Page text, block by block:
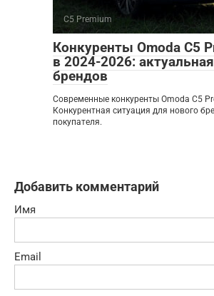
C5 Premium
Конкуренты Omoda C5
в 2024-2026:
брендов
Современные конкуренты Omoda C5
Конкурентная ситуация для нового
покупателя.
Добавить комментарий
Имя
Email